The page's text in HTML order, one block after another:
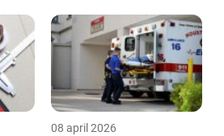
08 april 2026